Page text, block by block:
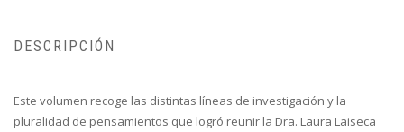
DESCRIPCIÓN
Este volumen recoge las distintas líneas de investigación y la
pluralidad de pensamientos que logró reunir la Dra. Laura Laiseca